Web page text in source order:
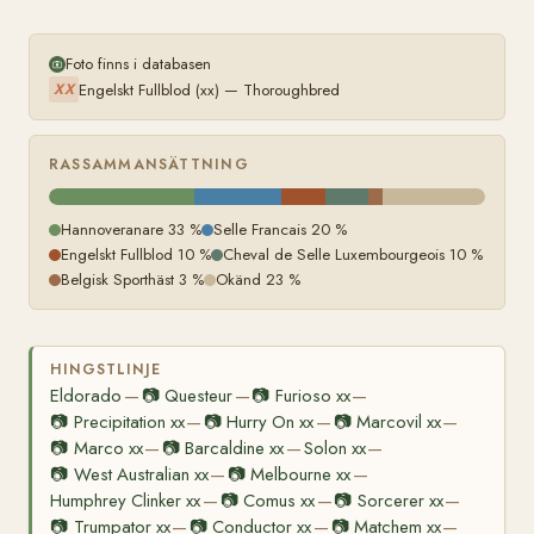
Foto finns i databasen
XX Engelskt Fullblod (xx) — Thoroughbred
RASSAMMANSÄTTNING
Hannoveranare 33 % Selle Francais 20 %
Engelskt Fullblod 10 % Cheval de Selle Luxembourgeois 10 %
Belgisk Sporthäst 3 % Okänd 23 %
HINGSTLINJE
Eldorado — 📷Questeur—📷 Furioso xx—
📷 Precipitation xx— 📷Hurry On xx— 📷 Marcovil xx—
📷 Marco xx— 📷Barcaldine xx—Solon xx—
📷 West Australian xx— 📷Melbourne xx—
Humphrey Clinker xx— 📷Comus xx—📷 Sorcerer xx—
📷 Trumpator xx— 📷Conductor xx— 📷 Matchem xx—